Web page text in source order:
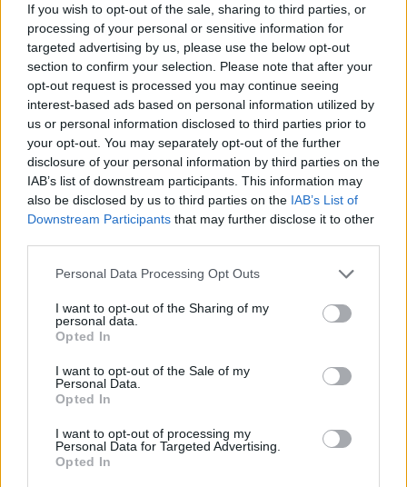
If you wish to opt-out of the sale, sharing to third parties, or
processing of your personal or sensitive information for
targeted advertising by us, please use the below opt-out
section to confirm your selection. Please note that after your
opt-out request is processed you may continue seeing
interest-based ads based on personal information utilized by
us or personal information disclosed to third parties prior to
your opt-out. You may separately opt-out of the further
disclosure of your personal information by third parties on the
IAB’s list of downstream participants. This information may
also be disclosed by us to third parties on the IAB’s List of
Downstream Participants that may further disclose it to other
Please note that this website/app uses one or more Google
not limited to your visit or usage behaviour. You may click to
grant or deny consent to Google and its third-party tags to
use your data for below specified purposes in below Google
consent section.
Personal Data Processing Opt Outs
I want to opt-out of the Sharing of my
personal data.
Opted In
I want to opt-out of the Sale of my
Personal Data.
Opted In
I want to opt-out of processing my
Personal Data for Targeted Advertising.
Opted In
Continua a leggere